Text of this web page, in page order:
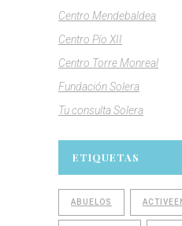
Centro Mendebaldea
Centro Pío XII
Centro Torre Monreal
Fundación Solera
Tu consulta Solera
ETIQUETAS
ABUELOS